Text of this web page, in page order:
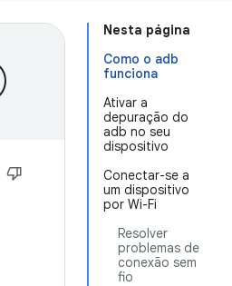
Nesta página
Como o adb
funciona
Ativar a
depuração do
adb no seu
dispositivo
Conectar-se a
um dispositivo
por Wi-Fi
Resolver
problemas de
conexão sem
fio